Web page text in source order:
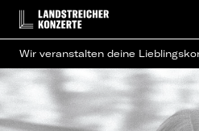
Wir veranstalten deine